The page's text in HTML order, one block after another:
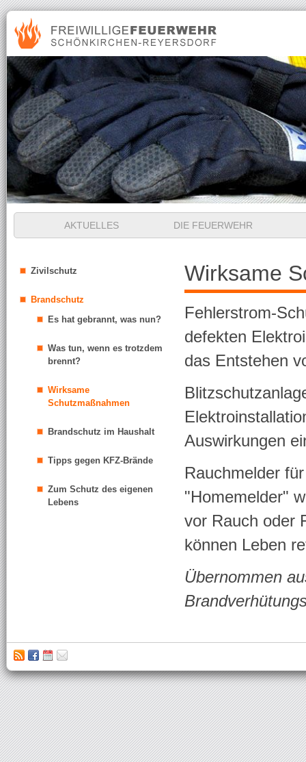
Navigation
AKTUELLES DIE FEUERWEHR
überspringen
Zivilschutz
Brandschutz
Es hat gebrannt, was nun?
Was tun, wenn es trotzdem
brennt?
Wirksame
Schutzmaßnahmen
Brandschutz im Haushalt
Tipps gegen KFZ-Brände
Zum Schutz des eigenen
Lebens
Wirksame
Fehlerstrom-
defekten
das Entstehen
Auswirkungen
Rauchmelder
"Homemelder"
vor Rauch oder
können Leben
Übernommen